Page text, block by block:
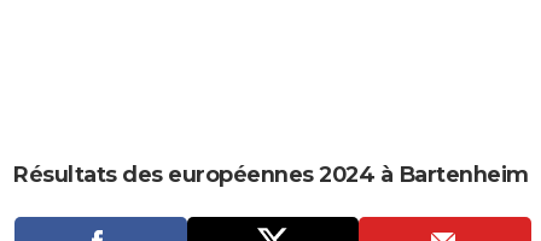
CARTE DE VOEUX
Carte de Noël
Carte Bonne année
Carte Saint-Valentin
Carte Pâques
Carte d'anniversaire
DICTIONNAIRE
Résultats des européennes 2024 à Bartenheim